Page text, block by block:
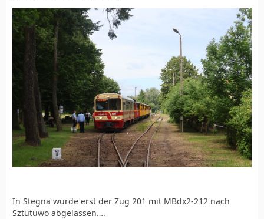
In Stegna wurde erst der Zug 201 mit MBdx2-212 nach
Sztutuwo abgelassen….